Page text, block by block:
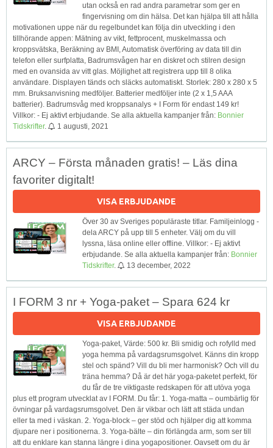
utan också en rad andra parametrar som ger en
fingervisning om din hälsa. Det kan hjälpa till att hålla
motivationen uppe när du regelbundet kan följa din utveckling i den
tillhörande appen: Mätning av vikt, fettprocent, muskelmassa och
kroppsvätska, Beräkning av BMI, Automatisk överföring av data till din
telefon eller surfplatta, Badrumsvågen har en diskret och stilren design
med en ovansida av vitt glas. Möjlighet att registrera upp till 8 olika
användare. Displayen tänds och släcks automatiskt. Storlek: 280 x 280 x 5
mm. Bruksanvisning medföljer. Batterier medföljer inte (2 x 1,5 AAA
batterier). Badrumsvåg med kroppsanalys + I Form för endast 149 kr!
Villkor: - Ej aktivt erbjudande. Se alla aktuella kampanjer från: Bonnier
Tidskrifter. 1 augusti, 2021
ARCY – Första månaden gratis! – Läs dina
favoriter digitalt!
VISA ERBJUDANDE
Över 30 av Sveriges populäraste titlar. Familjeinlogg -
dela ARCY på upp till 5 enheter. Välj om du vill
lyssna, läsa online eller offline. Villkor: - Ej aktivt
erbjudande. Se alla aktuella kampanjer från: Bonnier
Tidskrifter. 13 december, 2022
I FORM 3 nr + Yoga-paket – Spara 624 kr
VISA ERBJUDANDE
Yoga-paket, Värde: 500 kr. Bli smidig och rofylld med
yoga hemma på vardagsrumsgolvet. Känns din kropp
stel och spänd? Vill du bli mer harmonisk? Och vill du
träna hemma? Då är det här yoga-paketet perfekt, för
du får de tre viktigaste redskapen för att utöva yoga
plus ett program utvecklat av I FORM. Du får: 1. Yoga-matta – oumbärlig för
övningar på vardagsrumsgolvet. Den är vikbar och lätt att städa undan
eller ta med i väskan. 2. Yoga-block – ger stöd och hjälper dig att komma
djupare ner i positionerna. 3. Yoga-bälte – din förlängda arm, som ser till
att du enklare kan stanna längre i dina yogapositioner. Oavsett om du är